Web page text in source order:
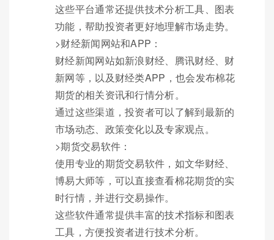
这些平台通常还提供技术分析工具、图表
功能，帮助投资者更好地理解市场走势。
>财经新闻网站和APP：
财经新闻网站如新浪财经、腾讯财经、财
新网等，以及财经类APP，也会发布棉花
期货的相关资讯和行情分析。
通过这些渠道，投资者可以了解到最新的
市场动态、政策变化以及专家观点。
>期货交易软件：
使用专业的期货交易软件，如文华财经、
博易大师等，可以直接查看棉花期货的实
时行情，并进行交易操作。
这些软件通常提供丰富的技术指标和图表
工具，方便投资者进行技术分析。